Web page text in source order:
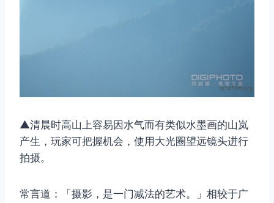
▲清晨时高山上容易因水气而有类似水墨画的山岚
产生，玩家可把握机会，使用大光圈望远镜头进行
拍摄。
常言道：「摄影，是一门减法的艺术。」相较于广